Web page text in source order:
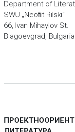
Department of
SWU „Neoﬁt Rilski”
66, Ivan Mihaylov St.
Blagoevgrad, Bulgaria